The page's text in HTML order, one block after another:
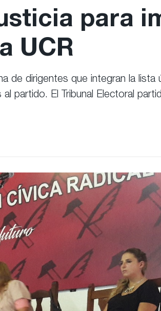
para
UCR
de dirigentes que integran la
partido. El Tribunal Electoral